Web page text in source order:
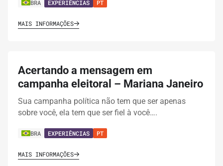
BRA EXPERIÊNCIAS PT
MAIS INFORMAÇÕES
Acertando a mensagem em
campanha eleitoral – Mariana Janeiro
Sua campanha política não tem que ser apenas
sobre você, ela tem que ser fiel à você….
BRA EXPERIÊNCIAS PT
MAIS INFORMAÇÕES